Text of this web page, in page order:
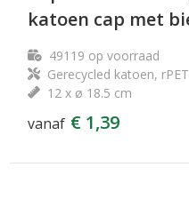
katoen cap met
49119 op voorraad
Gerecycled katoen, rPET
12 x ø 18.5 cm
vanaf € 1,39